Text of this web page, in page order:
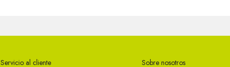
Servicio al cliente Sobre nosotros